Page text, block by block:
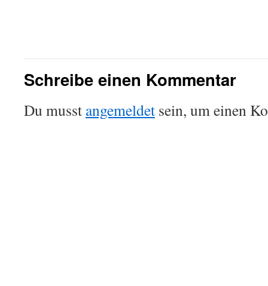
Schreibe einen Kommentar
Du musst angemeldet sein, um einen